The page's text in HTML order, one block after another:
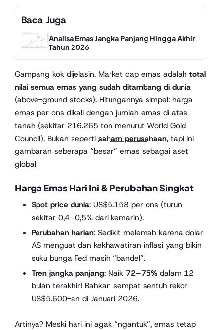
Baca Juga
Analisa Emas Jangka Panjang Hingga Akhir
Tahun 2026
Gampang kok dijelasin. Market cap emas adalah total
nilai semua emas yang sudah ditambang di dunia
(above-ground stocks). Hitungannya simpel: harga
emas per ons dikali dengan jumlah emas di atas
tanah (sekitar 216.265 ton menurut World Gold
Council). Bukan seperti saham perusahaan, tapi ini
gambaran seberapa “besar” emas sebagai aset
global.
Harga Emas Hari Ini & Perubahan Singkat
Spot price dunia: US$5.158 per ons (turun
sekitar 0,4–0,5% dari kemarin).
Perubahan harian: Sedikit melemah karena dolar
AS menguat dan kekhawatiran inflasi yang bikin
suku bunga Fed masih “bandel”.
Tren jangka panjang: Naik 72–75%dalam 12
bulan terakhir! Bahkan sempat sentuh rekor
US$5.600-an di Januari 2026.
Artinya? Meski hari ini agak “ngantuk”, emas tetap